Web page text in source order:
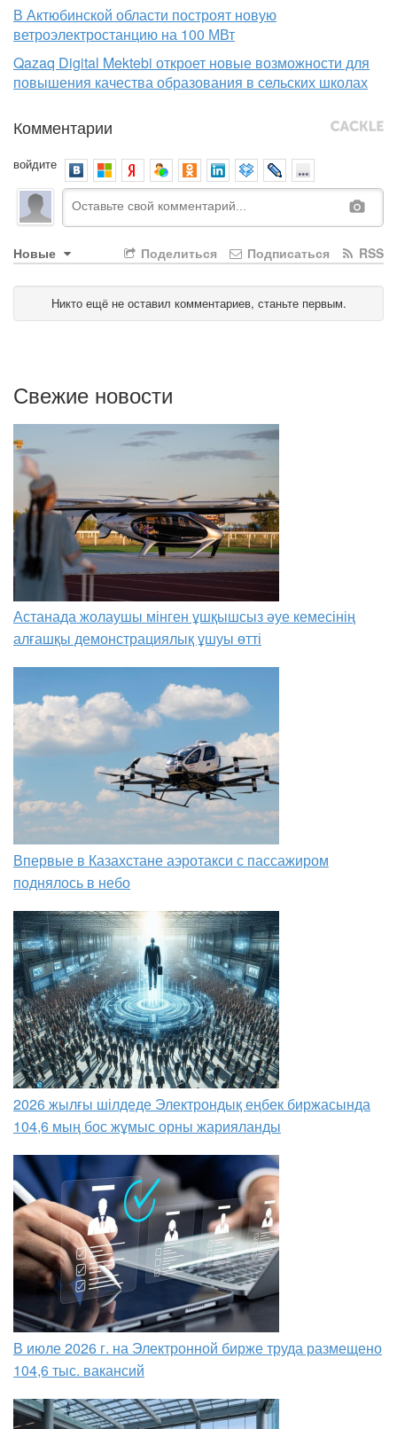
В Актюбинской области построят новую
ветроэлектростанцию на 100 МВт
Qazaq Digital Mektebi откроет новые возможности для
повышения качества образования в сельских школах
Комментарии
войдите
Новые RSS
Подписаться
Поделиться
Никто ещё не оставил комментариев, станьте первым.
Свежие новости
Астанада жолаушы мінген ұшқышсыз әуе кемесінің
алғашқы демонстрациялық ұшуы өтті
Впервые в Казахстане аэротакси с пассажиром
поднялось в небо
2026 жылғы шілдеде Электрондық еңбек биржасында
104,6 мың бос жұмыс орны жарияланды
В июле 2026 г. на Электронной бирже труда размещено
104,6 тыс. вакансий